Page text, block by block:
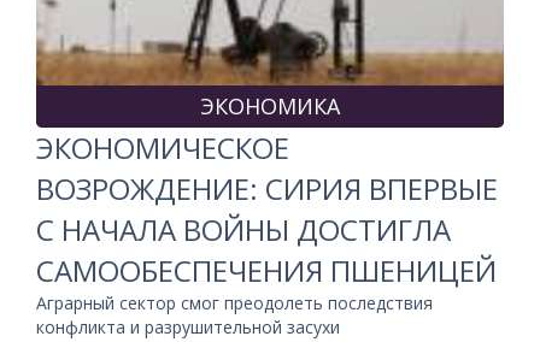
ЭКОНОМИКА
ЭКОНОМИЧЕСКОЕ
ВОЗРОЖДЕНИЕ: СИРИЯ ВПЕРВЫЕ
С НАЧАЛА ВОЙНЫ ДОСТИГЛА
САМООБЕСПЕЧЕНИЯ ПШЕНИЦЕЙ
Аграрный сектор смог преодолеть последствия
конфликта и разрушительной засухи